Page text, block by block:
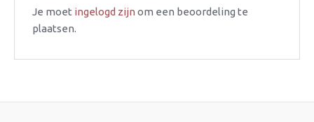
Je moet ingelogd zijn om een beoordeling te
plaatsen.